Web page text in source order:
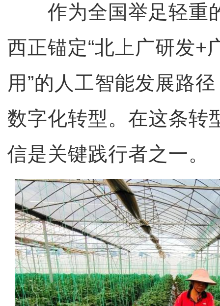
作为全国举足轻重
西正锚定“北上广研发+
用”的人工智能发展路
数字化转型。在这条转
信是关键践行者之一。